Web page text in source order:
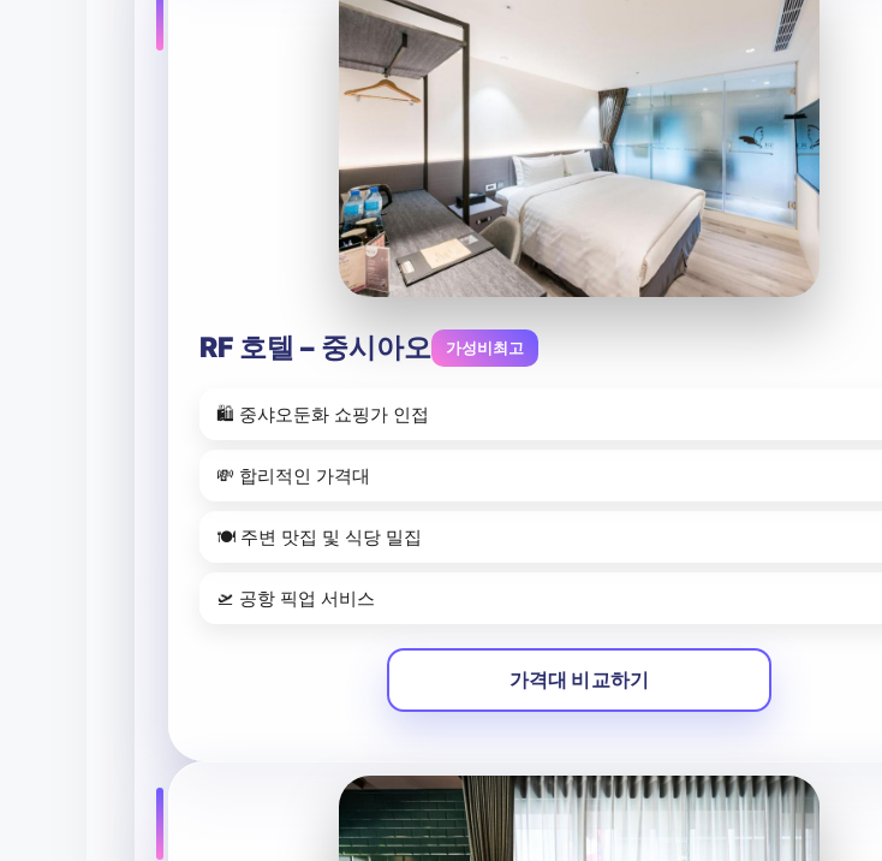
RF 호텔 – 중시아오 가성비최고
🛍️ 중샤오둔화 쇼핑가 인접
💸 합리적인 가격대
🍽️ 주변 맛집 및 식당 밀집
🛫 공항 픽업 서비스
가격대 비교하기